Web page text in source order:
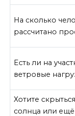
На сколько
рассчитано
Есть ли на
ветровые
Хотите
солнца или